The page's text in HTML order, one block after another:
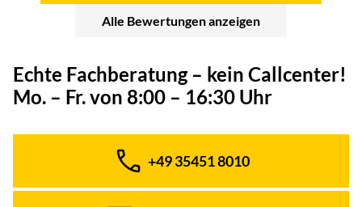
Alle Bewertungen anzeigen
Echte Fachberatung – kein Callcenter!
Mo. – Fr. von 8:00 – 16:30 Uhr
Telefon:
+49 35451 8010